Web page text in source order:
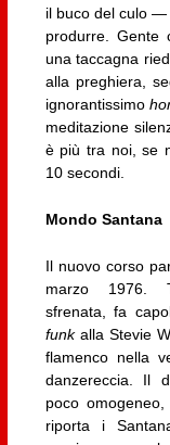
il buco del culo
produrre. Gente
una taccagna
alla preghiera,
ignorantissimo
meditazione
è più tra noi, se
10 secondi.
Mondo Santana
Il nuovo corso
marzo 1976.
sfrenata, fa
funk alla Stevie
flamenco nella
danzereccia. Il
poco
riporta i